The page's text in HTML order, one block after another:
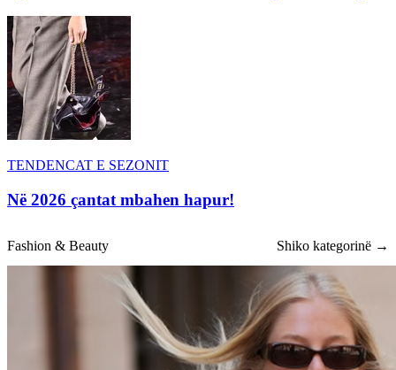
TENDENCAT E SEZONIT
Në 2026 çantat mbahen hapur!
Fashion & Beauty Shiko kategorinë →